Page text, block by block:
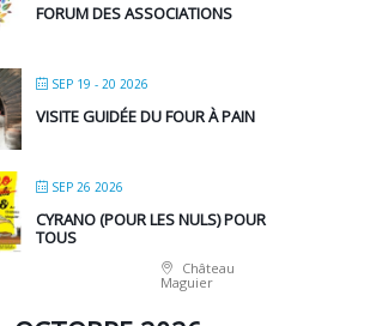
FORUM DES ASSOCIATIONS
SEP 19 - 20 2026
VISITE GUIDÉE DU FOUR À PAIN
SEP 26 2026
CYRANO (POUR LES NULS) POUR
TOUS
Château
Maguier